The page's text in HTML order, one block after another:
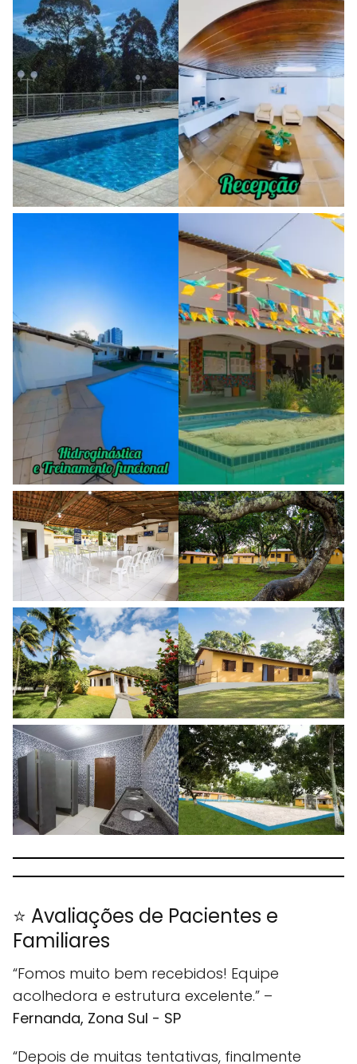
⭐ Avaliações de Pacientes e
Familiares
“Fomos muito bem recebidos! Equipe
acolhedora e estrutura excelente.” –
Fernanda, Zona Sul - SP
“Depois de muitas tentativas, finalmente